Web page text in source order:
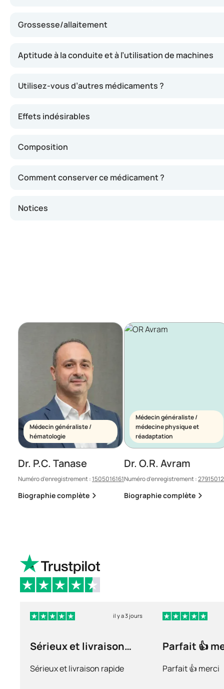
Grossesse/allaitement
Aptitude à la conduite et à l’utilisation de machines
Utilisez-vous d’autres médicaments ?
Effets indésirables
Composition
Comment conserver ce médicament ?
Notices
Médecin généraliste /
hématologie
Dr. P.C. Tanase
Numéro d’enregistrement :1505016161
Biographie complète
Médecin généraliste /
médecine physique et
réadaptation
Dr. O.R. Avram
Numéro d’enregistrement :
Biographie complète
il y a 3 jours
Sérieux et livraison
Sérieux et livraison rapide
Parfait 👍
Parfait 👍 merci